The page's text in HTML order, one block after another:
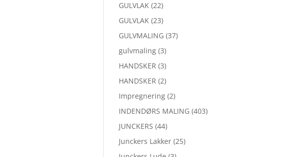
GULVLAK (22)
GULVLAK (23)
GULVMALING (37)
gulvmaling (3)
HANDSKER (3)
HANDSKER (2)
Impregnering (2)
INDENDØRS MALING (403)
JUNCKERS (44)
Junckers Lakker (25)